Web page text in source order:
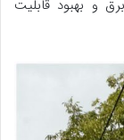
و بهبود قابلیت